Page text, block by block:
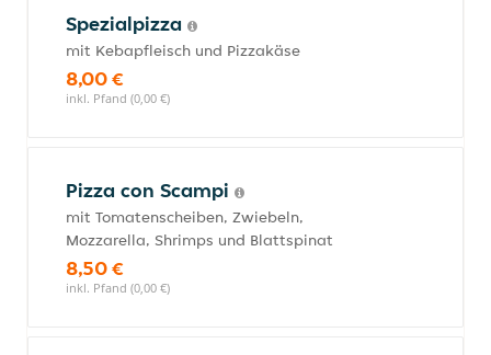
Spezialpizza
mit Kebapfleisch und Pizzakäse
8,00 €
inkl. Pfand (0,00 €)
Pizza con Scampi
mit Tomatenscheiben, Zwiebeln,
Mozzarella, Shrimps und Blattspinat
8,50 €
inkl. Pfand (0,00 €)